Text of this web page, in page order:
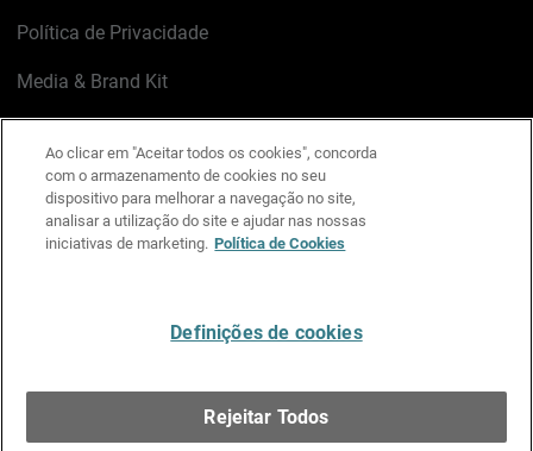
Política de Privacidade
Media & Brand Kit
LinkedIn
X FacebookInstagram
YouTube
Ao clicar em "Aceitar todos os cookies", concorda
com o armazenamento de cookies no seu
dispositivo para melhorar a navegação no site,
analisar a utilização do site e ajudar nas nossas
iniciativas de marketing. Política de Cookies
Definições de cookies
Rejeitar Todos